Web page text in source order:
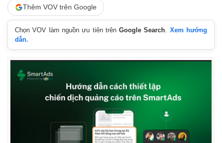
Thế giới
Hồ sơ
Infographic
Thêm VOV trên Google
Chọn VOV làm nguồn ưu tiên trênGoogle Search. Xem hướng
dẫn.